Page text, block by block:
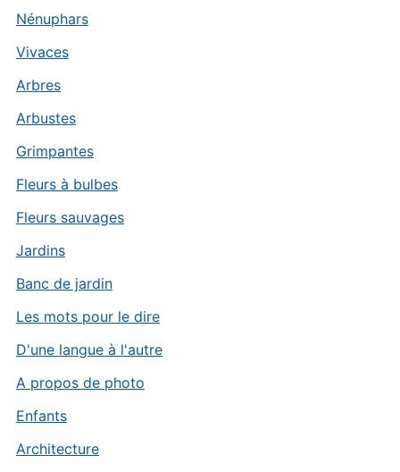
Nénuphars
Vivaces
Arbres
Arbustes
Grimpantes
Fleurs à bulbes
Fleurs sauvages
Jardins
Banc de jardin
Les mots pour le dire
D'une langue à l'autre
A propos de photo
Enfants
Architecture